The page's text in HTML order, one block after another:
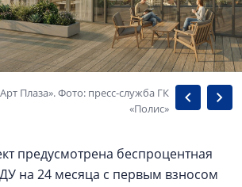
Плаза». Фото: пресс-служба ГК
«Полис»
предусмотрена беспроцентная
на 24 месяца с первым взносом